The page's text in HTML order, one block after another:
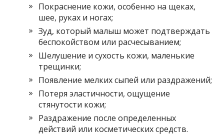
Покраснение кожи, особенно на щеках,
шее, руках и ногах;
Зуд, который малыш может подтверждать
беспокойством или расчесыванием;
Шелушение и сухость кожи, маленькие
трещинки;
Появление мелких сыпей или раздражений;
Потеря эластичности, ощущение
стянутости кожи;
Раздражение после определенных
действий или косметических средств.